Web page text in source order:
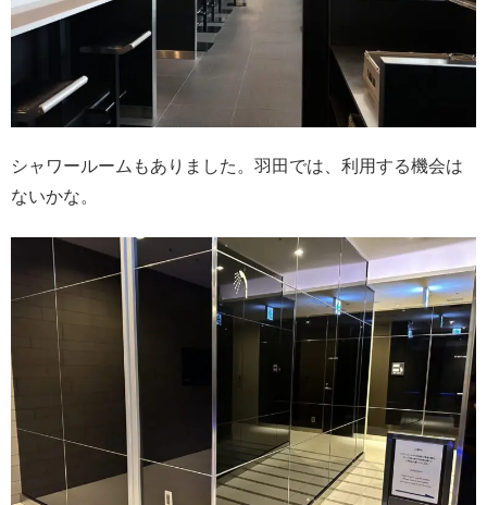
シャワールームもありました。羽田では、利用する機会は
ないかな。